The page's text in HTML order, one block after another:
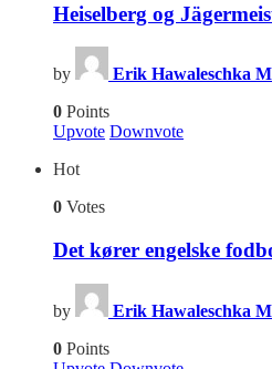
Heiselberg og
by Erik Hawaleschka
0 Points
Upvote Downvote
Hot
0 Votes
Det kører engelske
by Erik Hawaleschka
0 Points